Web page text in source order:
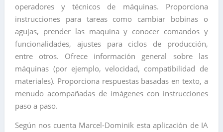
operadores y técnicos de máquinas. Proporciona
instrucciones para tareas como cambiar bobinas o
agujas, prender las maquina y conocer comandos y
funcionalidades, ajustes para ciclos de producción,
entre otros. Ofrece información general sobre las
máquinas (por ejemplo, velocidad, compatibilidad de
materiales). Proporciona respuestas basadas en texto, a
menudo acompañadas de imágenes con instrucciones
paso a paso.
Según nos cuenta Marcel-Dominik esta aplicación de IA